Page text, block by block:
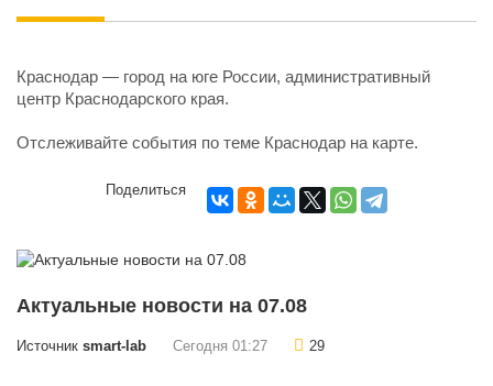
Краснодар — город на юге России, административный
центр Краснодарского края.
Отслеживайте события по теме Краснодар на карте.
Поделиться
Актуальные новости на 07.08
Источник smart-lab Сегодня 01:27 29